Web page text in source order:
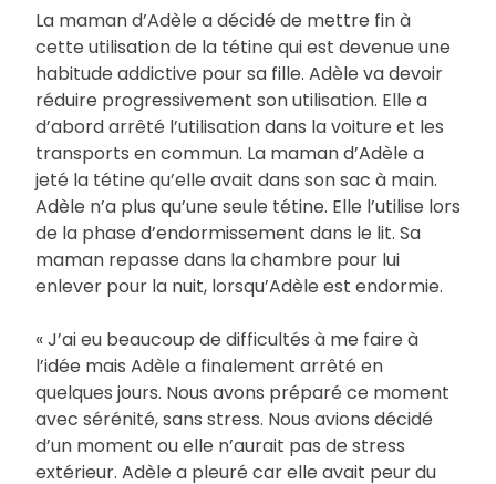
La maman d’Adèle a décidé de mettre fin à
cette utilisation de la tétine qui est devenue une
habitude addictive pour sa fille. Adèle va devoir
réduire progressivement son utilisation. Elle a
d’abord arrêté l’utilisation dans la voiture et les
transports en commun. La maman d’Adèle a
jeté la tétine qu’elle avait dans son sac à main.
Adèle n’a plus qu’une seule tétine. Elle l’utilise lors
de la phase d’endormissement dans le lit. Sa
maman repasse dans la chambre pour lui
enlever pour la nuit, lorsqu’Adèle est endormie.
« J’ai eu beaucoup de difficultés à me faire à
l’idée mais Adèle a finalement arrêté en
quelques jours. Nous avons préparé ce moment
avec sérénité, sans stress. Nous avions décidé
d’un moment ou elle n’aurait pas de stress
extérieur. Adèle a pleuré car elle avait peur du